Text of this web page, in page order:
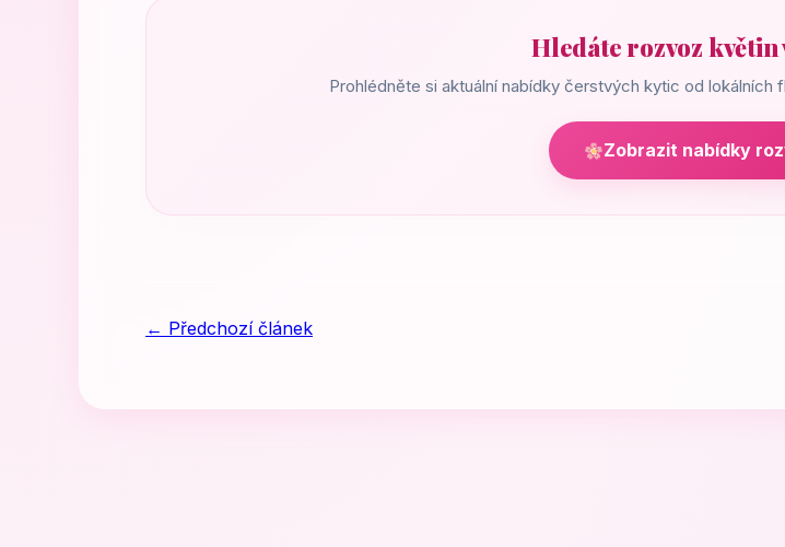
Hledáte rozvoz květin
Prohlédněte si aktuální nabídky čerstvých kytic od
Zobrazit nabídky
← Předchozí článek